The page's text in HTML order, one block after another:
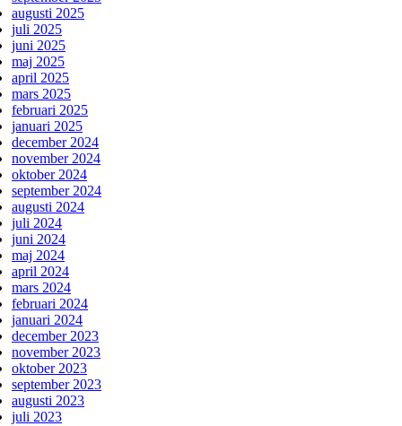
augusti 2025
juli 2025
juni 2025
maj 2025
april 2025
mars 2025
februari 2025
januari 2025
december 2024
november 2024
oktober 2024
september 2024
augusti 2024
juli 2024
juni 2024
maj 2024
april 2024
mars 2024
februari 2024
januari 2024
december 2023
november 2023
oktober 2023
september 2023
augusti 2023
juli 2023